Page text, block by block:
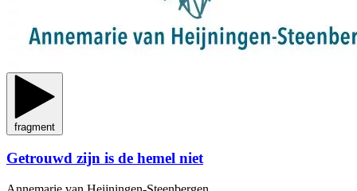
fragment
Getrouwd zijn is de hemel niet